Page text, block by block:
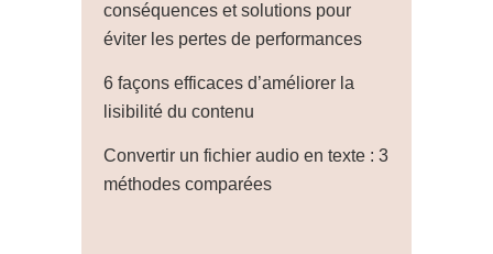
conséquences et solutions pour
éviter les pertes de performances
6 façons efficaces d’améliorer la
lisibilité du contenu
Convertir un fichier audio en texte : 3
méthodes comparées